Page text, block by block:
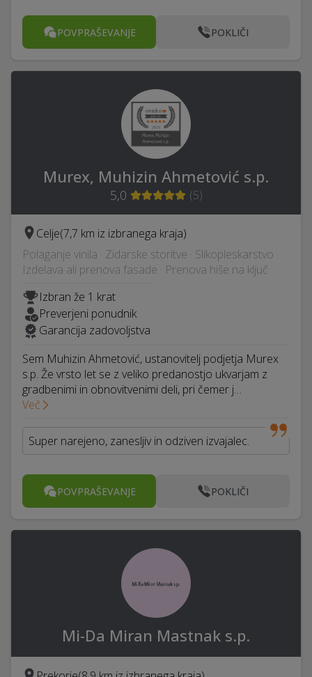
POVPRAŠEVANJE POKLIČI
Murex, Muhizin Ahmetović s.p.
5,0 (5)
Celje(7,7 km iz izbranega kraja)
Polaganje vinila · Zidarske storitve · Slikopleskarstvo ·
Izdelava ali prenova fasade · Prenova hiše na ključ
Izbran že 1 krat
Preverjeni ponudnik
Garancija zadovoljstva
Sem Muhizin Ahmetović, ustanovitelj podjetja Murex
s.p. Že vrsto let se z veliko predanostjo ukvarjam z
gradbenimi in obnovitvenimi deli, pri čemer j…
Več
Super narejeno, zanesljiv in odziven izvajalec.
POVPRAŠEVANJE POKLIČI
Mi-Da Miran Mastnak s.p.